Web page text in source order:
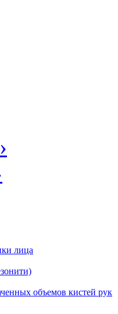
лица
объемов кистей рук